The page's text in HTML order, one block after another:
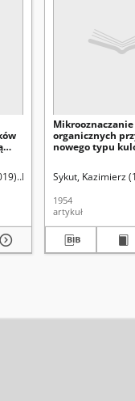
(1914-1977).
i
Hubicki, Włodzimierz
organicznych
nowego typu
Sykut, Kazimierz
1954
artykuł